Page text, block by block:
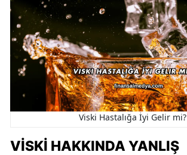
Viski Hastalığa İyi Gelir mi?
VISKI HAKKINDA YANLIŞ